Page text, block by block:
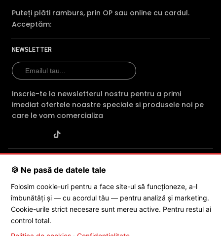
Puteți plăti ramburs, prin OP sau online cu cardul.
Acceptăm:
NEWSLETTER
Inscrie-te la newsletterul nostru pentru a primi
imediat ofertele noastre speciale si produsele noi pe
care le vom comercializa
J2015001227161· Capital social: 200 RON · Sediu: Str. Petrache
© 2026 SC POLITES ONLINE SRL
🍪 Ne pasă de datele tale
Folosim cookie-uri pentru a face site-ul să funcționeze, a-l
îmbunătăți și — cu acordul tău — pentru analiză și marketing.
Cookie-urile strict necesare sunt mereu active. Pentru restul ai
control total.